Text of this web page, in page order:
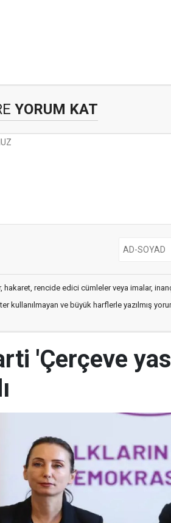
YORUM KAT
hakaret, rencide edici cümleler veya imalar,
kullanılmayan ve büyük harflerle yazılmış
'Çerçeve